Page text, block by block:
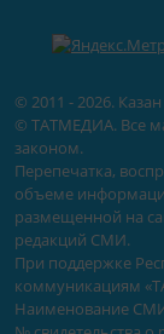
© 2011 - 2026.
© ТАТМЕДИА. Все
законом.
Перепечатка,
объеме
размещенной на
редакций СМИ.
При поддержке
коммуникациям
Наименование